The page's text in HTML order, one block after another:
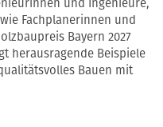
Fachplanerinnen und
Bayern 2027
herausragende Beispiele
Bauen mit